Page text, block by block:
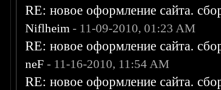
RE: новое оформление сайта.
Niflheim - 11-09-2010, 01:23 AM
RE: новое оформление сайта.
neF - 11-16-2010, 11:54 AM
RE: новое оформление сайта.